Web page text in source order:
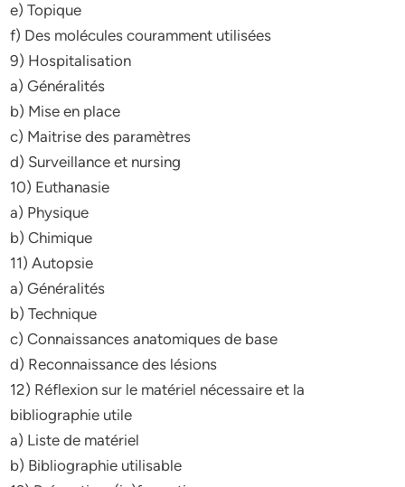
e) Topique
f) Des molécules couramment utilisées
9) Hospitalisation
a) Généralités
b) Mise en place
c) Maitrise des paramètres
d) Surveillance et nursing
10) Euthanasie
a) Physique
b) Chimique
11) Autopsie
a) Généralités
b) Technique
c) Connaissances anatomiques de base
d) Reconnaissance des lésions
12) Réflexion sur le matériel nécessaire et la
bibliographie utile
a) Liste de matériel
b) Bibliographie utilisable